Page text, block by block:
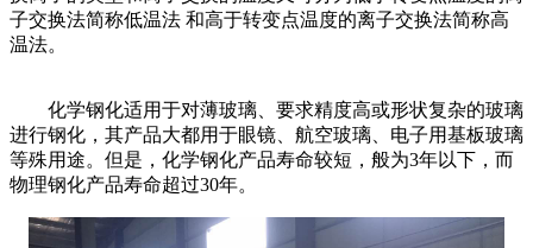
子交换法简称低温法 和高于转变点温度的离子交换法简称高
温法。
化学钢化适用于对薄玻璃、要求精度高或形状复杂的玻璃
进行钢化，其产品大都用于眼镜、航空玻璃、电子用基板玻璃
等殊用途。但是，化学钢化产品寿命较短，般为3年以下，而
物理钢化产品寿命超过30年。